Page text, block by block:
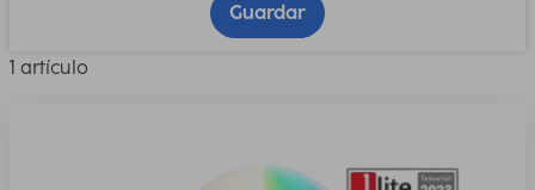
Guardar
1 artículo